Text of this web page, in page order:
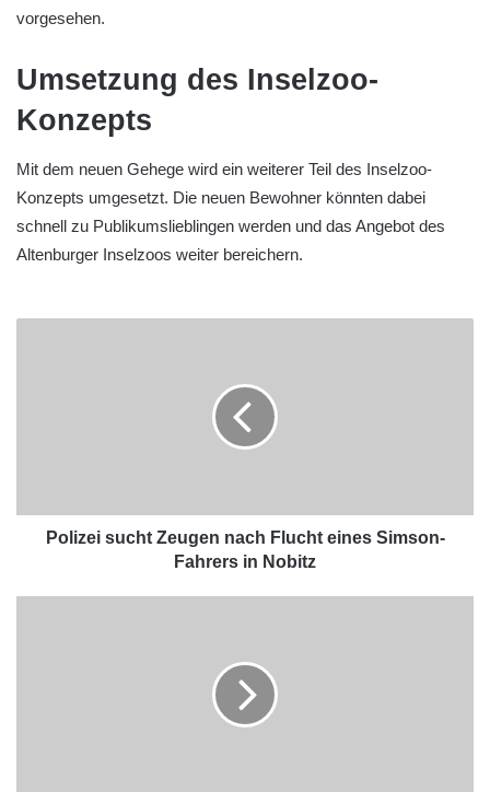
vorgesehen.
Umsetzung des Inselzoo-
Konzepts
Mit dem neuen Gehege wird ein weiterer Teil des Inselzoo-
Konzepts umgesetzt. Die neuen Bewohner könnten dabei
schnell zu Publikumslieblingen werden und das Angebot des
Altenburger Inselzoos weiter bereichern.
Polizei sucht Zeugen nach Flucht eines Simson-
Fahrers in Nobitz